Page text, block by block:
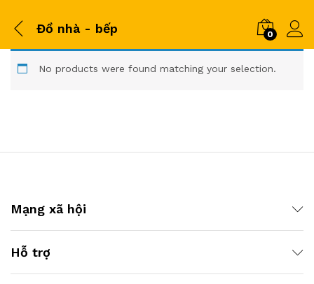
Đồ nhà - bếp 0
No products were found matching your selection.
Mạng xã hội
Hỗ trợ